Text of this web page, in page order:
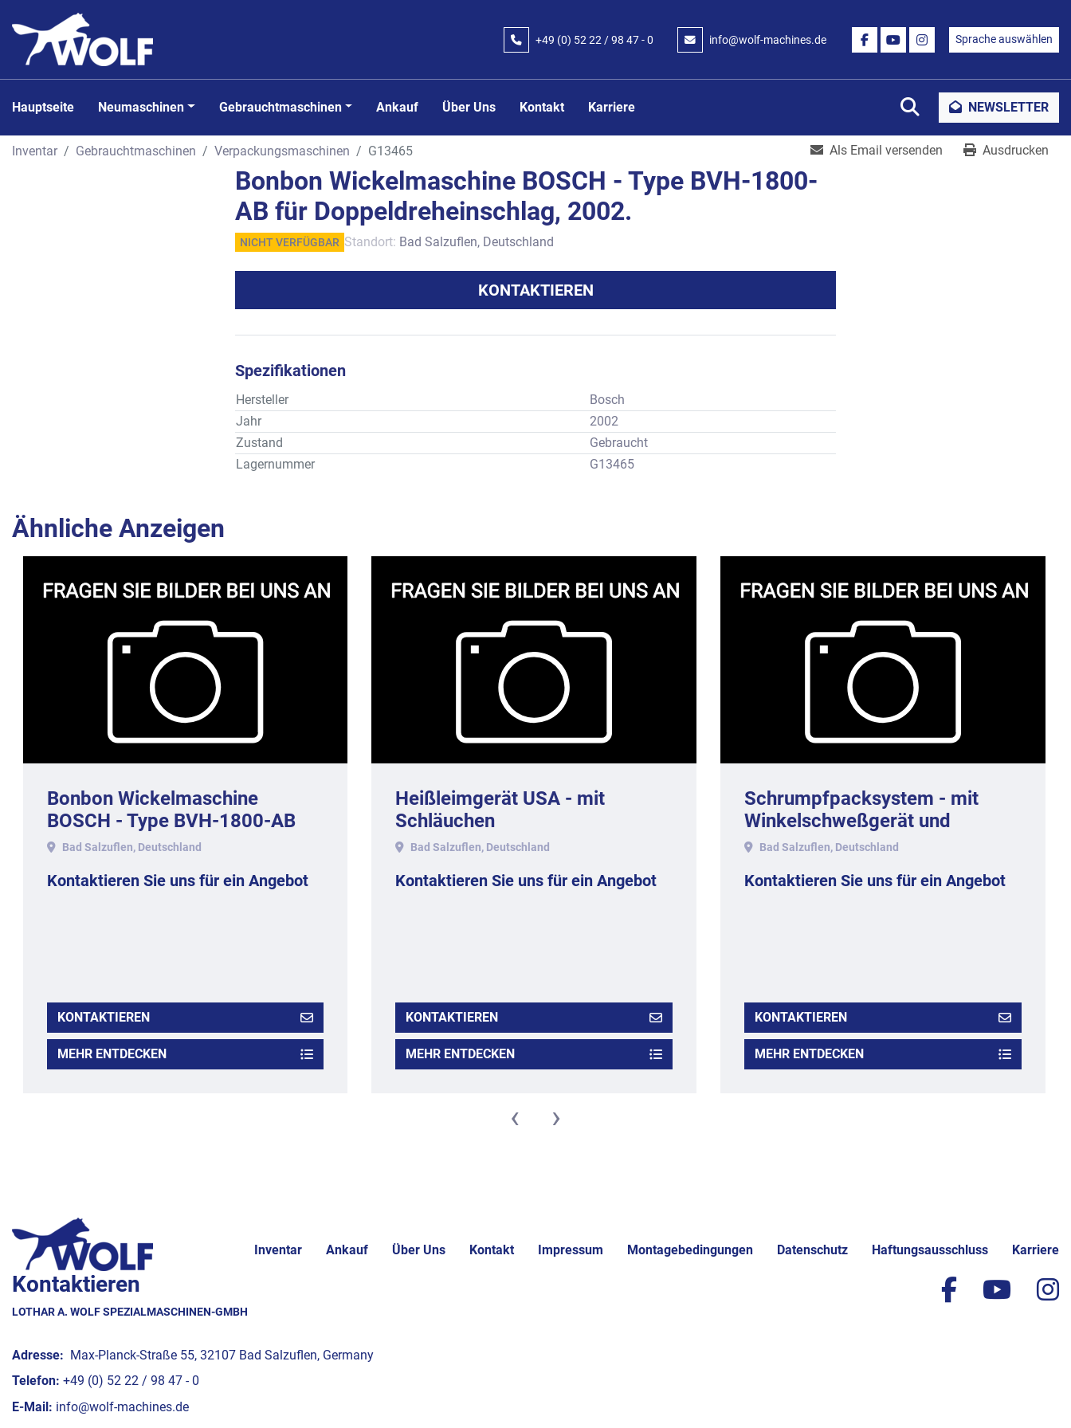
+49 (0) 52 22 / 98 47 - 0 info@wolf-machines.de
FACEBOOK
YOUTUBEINSTAGRAM
Sprache auswählen
Hauptseite Neumaschinen Gebrauchtmaschinen Ankauf Über Uns Kontakt Karriere SucheNEWSLETTER
Inventar Gebrauchtmaschinen Verpackungsmaschinen G13465 Als Email versenden Ausdrucken
Bonbon Wickelmaschine BOSCH - Type BVH-1800-
AB für Doppeldreheinschlag, 2002.
NICHT VERFÜGBAR Standort: Bad Salzuflen, Deutschland
KONTAKTIEREN
Spezifikationen
Hersteller
Bosch
Jahr
2002
Zustand
Gebraucht
Lagernummer
G13465
Ähnliche Anzeigen
Bonbon Wickelmaschine
BOSCH - Type BVH-1800-AB
für Doppeldreheinschlag, 2002.
Bad Salzuflen, Deutschland
Kontaktieren Sie uns für ein Angebot
KONTAKTIEREN
MEHR ENTDECKEN
Heißleimgerät USA - mit
Schläuchen
(Originalverpackung)
Bad Salzuflen, Deutschland
Kontaktieren Sie uns für ein Angebot
KONTAKTIEREN
MEHR ENTDECKEN
Schrumpfpacksystem - mit
Winkelschweßgerät und
Schrumpftunnel.
Bad Salzuflen, Deutschland
Kontaktieren Sie uns für ein Angebot
KONTAKTIEREN
MEHR ENTDECKEN
‹ ›
Inventar Ankauf Über Uns Kontakt Impressum Montagebedingungen Datenschutz Haftungsausschluss Karriere
Kontaktieren
LOTHAR A. WOLF SPEZIALMASCHINEN-GMBH
Adresse: Max-Planck-Straße 55, 32107 Bad Salzuflen, Germany
Telefon: +49 (0) 52 22 / 98 47 - 0
E-Mail: info@wolf-machines.de
facebook